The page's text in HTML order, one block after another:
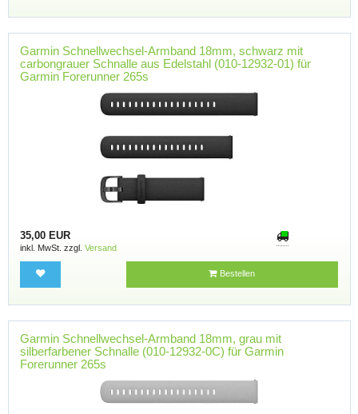
Garmin Schnellwechsel-Armband 18mm, schwarz mit
carbongrauer Schnalle aus Edelstahl (010-12932-01) für
Garmin Forerunner 265s
35,00 EUR
inkl. MwSt. zzgl. Versand
Bestellen
Garmin Schnellwechsel-Armband 18mm, grau mit
silberfarbener Schnalle (010-12932-0C) für Garmin
Forerunner 265s